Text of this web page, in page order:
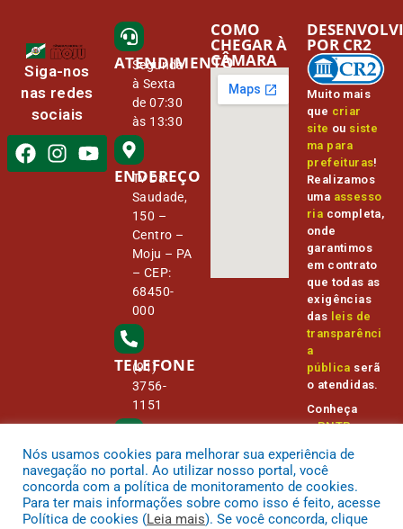
Siga-nos
nas redes
sociais
ATENDIMENTO
Segunda
à Sexta
de 07:30
às 13:30
ENDEREÇO
Tv Da
Saudade,
150 –
Centro –
Moju – PA
– CEP:
68450-
000
TELEFONE
(91)
3756-
1151
E-MAIL
camara@
cmmoju.p
a.gov.br
COMO
CHEGAR À
CÂMARA
Muito mais
que criar
site ou siste
ma para
prefeituras!
Realizamos
uma assesso
ria completa,
onde
garantimos
em contrato
que todas as
exigências
das leis de
transparênci
a
pública serã
o atendidas.
Conheça
oPNTPe
Transparênc
ia Pública
POR CR2
Nós usamos cookies para melhorar sua experiência de
navegação no portal. Ao utilizar nosso portal, você
concorda com a política de monitoramento de cookies.
Para ter mais informações sobre como isso é feito, acesse
Política de cookies (Leia mais). Se você concorda, clique